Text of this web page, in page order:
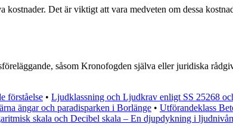
Det är viktigt att vara medveten om dessa
såsom Kronofogden själva eller juridiska
förståelse • Ljudklassning och Ljudkrav enligt SS 25268
ängar och paradisparken i Borlänge • Utförandeklass
skala och Decibel skala – En djupdykning i